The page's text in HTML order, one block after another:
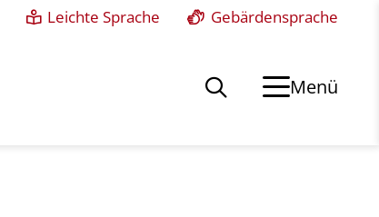
Leichte Sprache Gebärdensprache
Menü